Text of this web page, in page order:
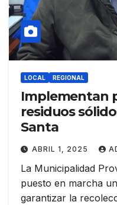
LOCAL REGIONAL
Implementan
residuos
Santa
ABRIL 1, 2025
La Municipalidad
puesto en marcha
garantizar la